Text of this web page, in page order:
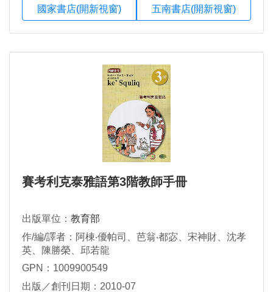
國家書店(開新視窗) 五南書店(開新視窗)
賽考利克泰雅語第3階教師手冊
出版單位： 教育部
作/編/譯者：阿棟‧優帕司、芭翁‧都宓、宋神財、沈孝
英、陳勝榮、邱若龍
GPN：1009900549
出版／創刊日期：2010-07